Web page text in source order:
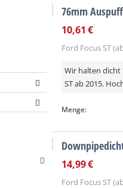
76mm
10,61 €
Ford Focus ST
Wir halten dicht
ST ab 2015.
Menge:
14,99€
Ford Focus ST